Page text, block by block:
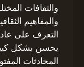
والثقافات
والمفاهيم
التعرف على
يحسن بشكل
المحادثات